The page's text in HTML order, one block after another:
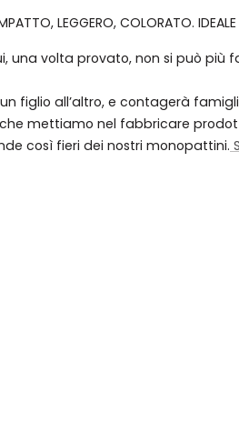
LEGGERO, COLORATO. IDEALE
una volta provato, non si può più
figlio all’altro, e contagerà
mettiamo nel fabbricare
così fieri dei nostri monopattini.